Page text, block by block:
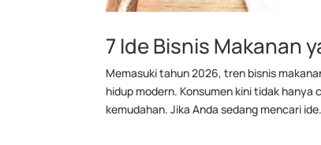
7 Ide Bisnis Makanan
Memasuki tahun 2026, tren bisnis
hidup modern. Konsumen kini tidak
kemudahan. Jika Anda sedang mencari